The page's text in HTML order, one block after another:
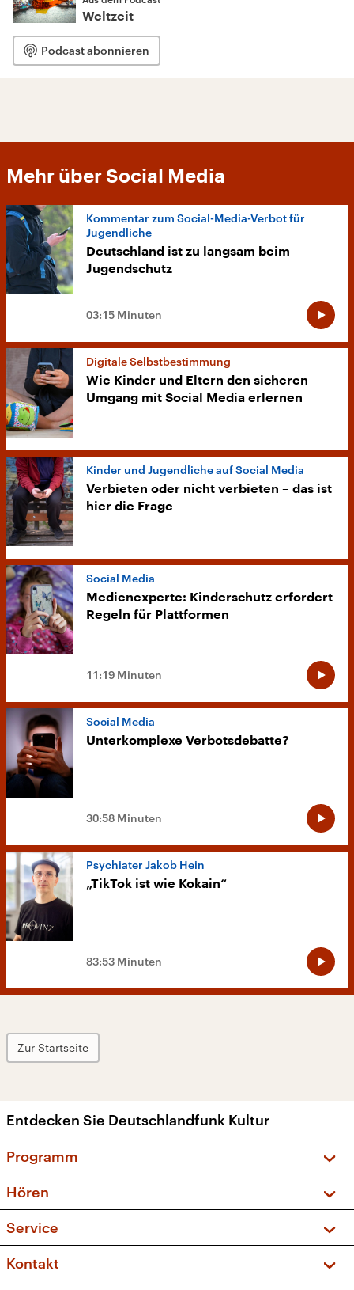
Weltzeit
Podcast abonnieren
Mehr über Social Media
Kommentar zum Social-Media-Verbot für
Jugendliche
Deutschland ist zu langsam beim
Jugendschutz
03:15 Minuten
Digitale Selbstbestimmung
Wie Kinder und Eltern den sicheren
Umgang mit Social Media erlernen
Kinder und Jugendliche auf Social Media
Verbieten oder nicht verbieten – das ist
hier die Frage
Social Media
Medienexperte: Kinderschutz erfordert
Regeln für Plattformen
11:19 Minuten
Social Media
Unterkomplexe Verbotsdebatte?
30:58 Minuten
Psychiater Jakob Hein
„TikTok ist wie Kokain“
83:53 Minuten
Zur Startseite
Entdecken Sie Deutschlandfunk Kultur
Programm
Sendungen und Podcasts
Musikliste
Kakadu – Das Kinderprogramm
Hören
Frequenzen (UKW + DAB+)
Service
FAQ
Apps
Kontakt